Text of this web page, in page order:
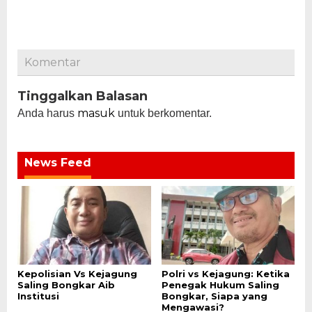
Komentar
Tinggalkan Balasan
Anda harus masuk untuk berkomentar.
News Feed
Kepolisian Vs Kejagung
Saling Bongkar Aib
Institusi
Polri vs Kejagung: Ketika
Penegak Hukum Saling
Bongkar, Siapa yang
Mengawasi?